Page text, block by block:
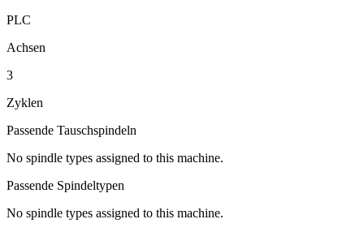
PLC
Achsen
3
Zyklen
Passende Tauschspindeln
No spindle types assigned to this machine.
Passende Spindeltypen
No spindle types assigned to this machine.